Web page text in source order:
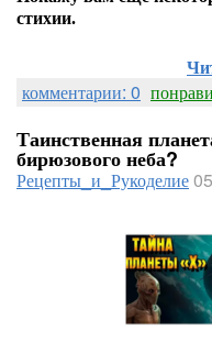
стихии.
комментарии: 0
Таинственная
бирюзового неба?
Рецепты_и_Рукоделие